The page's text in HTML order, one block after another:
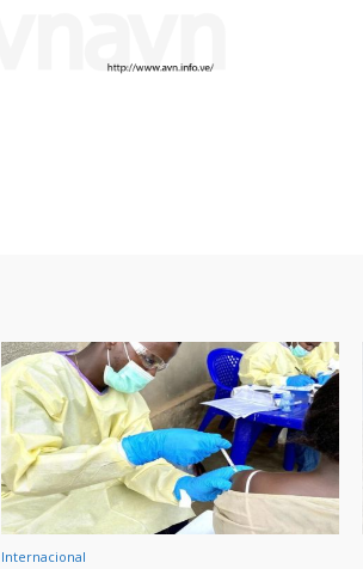
Internacional